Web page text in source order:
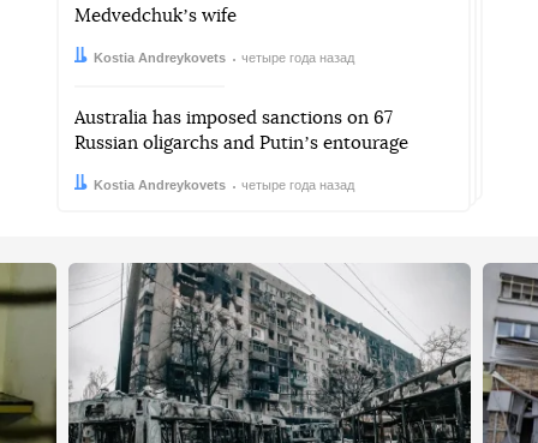
Medvedchukʼs wife
Автор:Kostia Andreykovets
Дата: четыре года назад
Australia has imposed sanctions on 67
Russian oligarchs and Putinʼs entourage
Автор:Kostia Andreykovets
Дата: четыре года назад